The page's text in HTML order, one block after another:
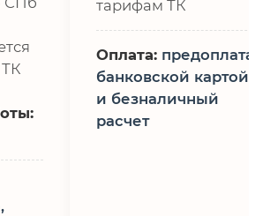
тарифам ТК
Оплата: предоплата,
банковской картой
и безналичный
расчет